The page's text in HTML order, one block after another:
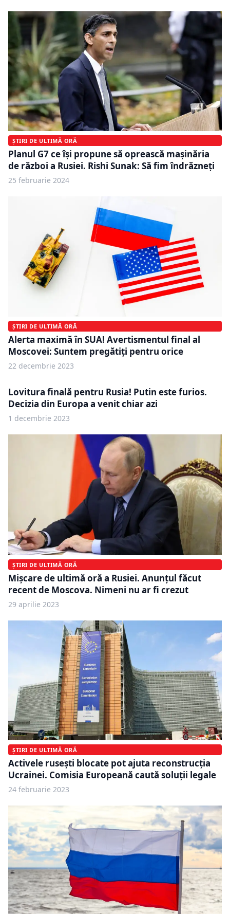
ȘTIRI DE ULTIMĂ ORĂ
Planul G7 ce îşi propune să oprească maşinăria
de război a Rusiei. Rishi Sunak: Să fim îndrăzneţi
25 februarie 2024
ȘTIRI DE ULTIMĂ ORĂ
Alerta maximă în SUA! Avertismentul final al
Moscovei: Suntem pregătiţi pentru orice
22 decembrie 2023
Lovitura finală pentru Rusia! Putin este furios.
Decizia din Europa a venit chiar azi
1 decembrie 2023
ȘTIRI DE ULTIMĂ ORĂ
Mișcare de ultimă oră a Rusiei. Anunțul făcut
recent de Moscova. Nimeni nu ar fi crezut
29 aprilie 2023
ȘTIRI DE ULTIMĂ ORĂ
Activele rusești blocate pot ajuta reconstrucția
Ucrainei. Comisia Europeană caută soluţii legale
24 februarie 2023